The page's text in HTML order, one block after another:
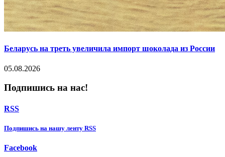
Беларусь на треть увеличила импорт шоколада из России
05.08.2026
Подпишись на нас!
RSS
Подпишиcь на нашу ленту RSS
Facebook